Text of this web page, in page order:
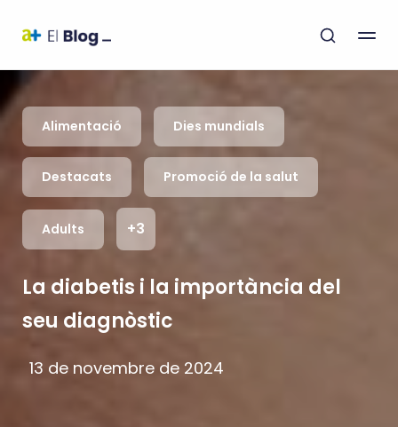
Alimentació Dies mundials
Destacats Promoció de la salut
Adults +3
La diabetis i la importància del
seu diagnòstic
13 de novembre de 2024